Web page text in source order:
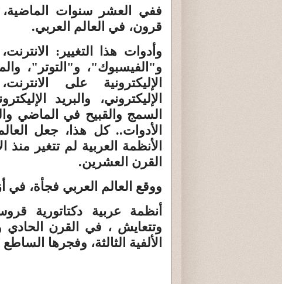
ففي العشر سنوات
قرون، في العالم العربي.
وأدوات هذا التغيير:
و"الفيسبوك"، و"التوتر"،
الإليكترونية على
الإليكتروني، والبريد
السمج والقبيح في الماضي
الأدوات.. كل هذا، جعل
الأنظمة العربية لم تتغير
القرن العشرين.
ووقع العالم العربي فجأة،
أنظمة عربية دكتاتورية
وتتعايش ، في القرن الحادي
الألفية الثالثة، وفجرها